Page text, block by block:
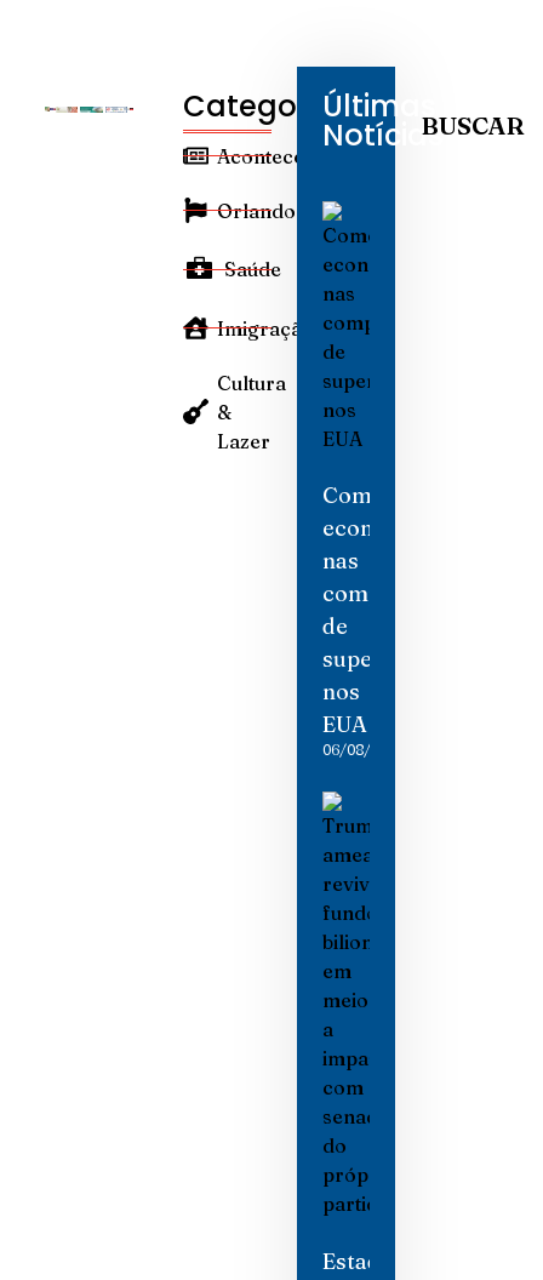
Categorias
Aconteceu
Orlando
Saúde
Imigração
Cultura
&
Lazer
Últimas
Notícias
Como
economizar
nas
compras
de
supermercado
nos
EUA
06/08/2026
Estados
BUSCAR